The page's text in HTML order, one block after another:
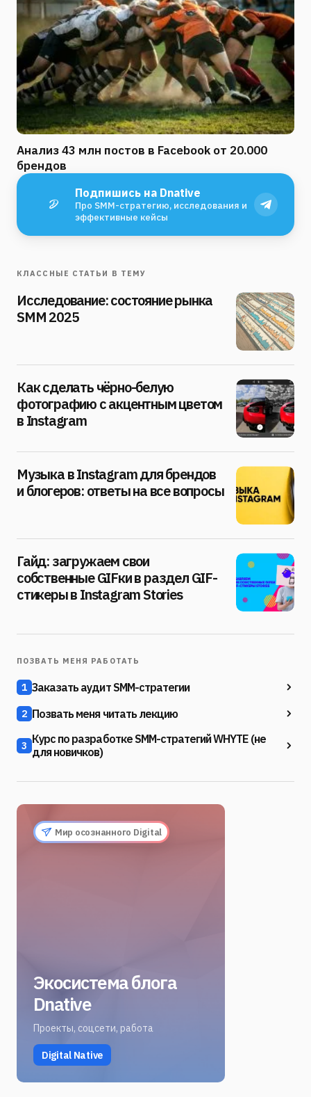
Анализ 43 млн постов в Facebook от 20.000
брендов
Подпишись на Dnative
Про SMM-стратегию, исследования и
эффективные кейсы
КЛАССНЫЕ СТАТЬИ В ТЕМУ
Исследование: состояние рынка
SMM 2025
Как сделать чёрно-белую
фотографию с акцентным цветом
в Instagram
Музыка в Instagram для брендов
и блогеров: ответы на все вопросы
Гайд: загружаем свои
собственные GIFки в раздел GIF-
стикеры в Instagram Stories
ПОЗВАТЬ МЕНЯ РАБОТАТЬ
1 Заказать аудит SMM-стратегии
2 Позвать меня читать лекцию
3 Курс по разработке SMM-стратегий WHYTE (не
для новичков)
Мир осознанного Digital
Экосистема блога
Dnative
Проекты, соцсети, работа
Digital Native